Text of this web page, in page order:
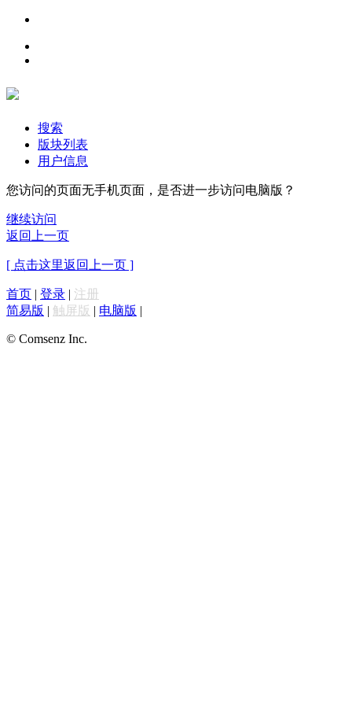
搜索
版块列表
用户信息
您访问的页面无手机页面，是否进一步访问电脑版？
继续访问
返回上一页
[ 点击这里返回上一页 ]
首页 | 登录 | 注册
简易版 | 触屏版 | 电脑版 |
© Comsenz Inc.